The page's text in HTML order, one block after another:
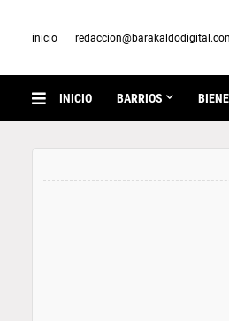
inicio
INICIO BARRIOS